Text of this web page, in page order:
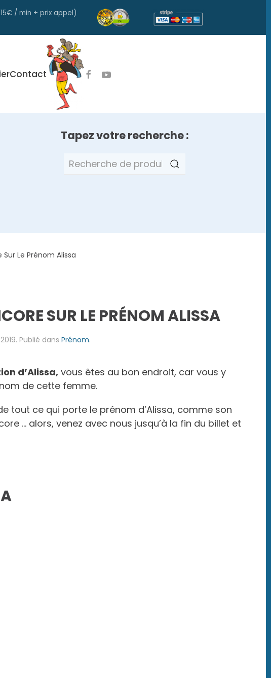
/ min + prix appel)
Contact
Tapez votre recherche :
Recherche
Le Prénom Alissa
SUR LE PRÉNOM ALISSA
. Publié dans Prénom.
d’Alissa, vous êtes au bon endroit, car vous y
de cette femme.
tout ce qui porte le prénom d’Alissa, comme son
… alors, venez avec nous jusqu’à la fin du billet et